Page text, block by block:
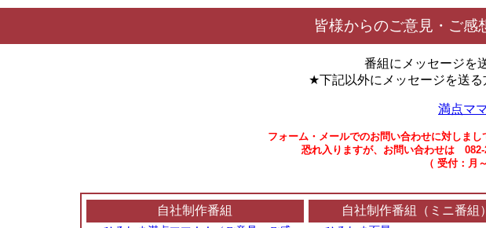
皆様からのご意見・ご感
番組にメッセージを
★下記以外にメッセージを送る
満点マ
フォーム・メールでのお問い合わせに対しま
恐れ入りますが、お問い合わせは
（ 受付：月
自社制作番組 自社制作番組（ミニ番組）